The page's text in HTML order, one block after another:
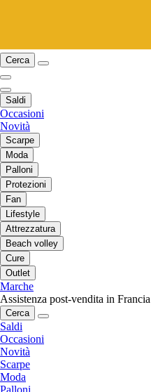
Cerca
Saldi
Occasioni
Novità
Scarpe
Moda
Palloni
Protezioni
Fan
Lifestyle
Attrezzatura
Beach volley
Cure
Outlet
Marche
Assistenza post-vendita in Francia
Cerca
Saldi
Occasioni
Novità
Scarpe
Moda